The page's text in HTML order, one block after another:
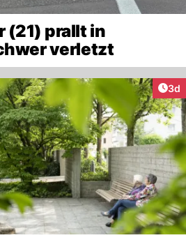
(21) prallt in
verletzt
3d